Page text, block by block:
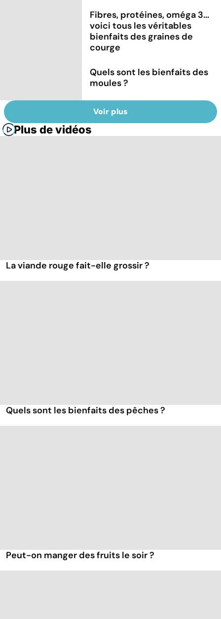
Fibres, protéines, oméga 3...
voici tous les véritables
bienfaits des graines de
courge
Quels sont les bienfaits des
moules ?
Voir plus
Plus de vidéos
La viande rouge fait-elle grossir ?
Quels sont les bienfaits des pêches ?
Peut-on manger des fruits le soir ?